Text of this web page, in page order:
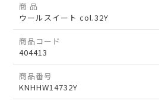
商 品
ウールスイート col.32Y
商品コード
404413
商品番号
KNHHW14732Y